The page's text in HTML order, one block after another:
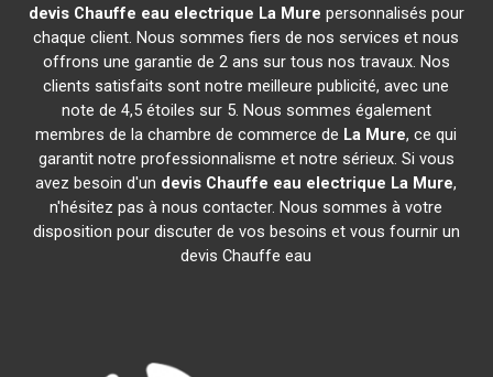
devis Chauffe eau electrique La Mure personnalisés pour
chaque client. Nous sommes fiers de nos services et nous
offrons une garantie de 2 ans sur tous nos travaux. Nos
clients satisfaits sont notre meilleure publicité, avec une
note de 4,5 étoiles sur 5. Nous sommes également
membres de la chambre de commerce de La Mure, ce qui
garantit notre professionnalisme et notre sérieux. Si vous
avez besoin d'un devis Chauffe eau electrique La Mure,
n'hésitez pas à nous contacter. Nous sommes à votre
disposition pour discuter de vos besoins et vous fournir un
devis Chauffe eau